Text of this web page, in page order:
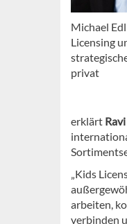
Michael
Licensing
privat
erklärt
„Kids
arbeiten,
verbinden